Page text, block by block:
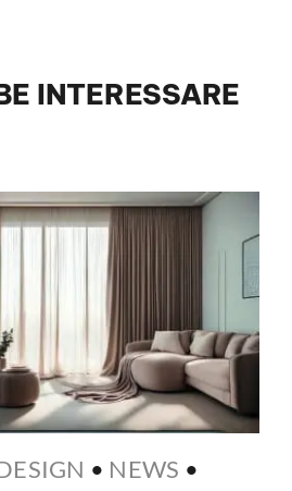
INTERESSARE
• NEWS •